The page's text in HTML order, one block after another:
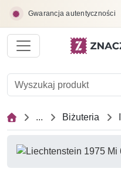
Gwarancja autentyczności
... Biżuteria